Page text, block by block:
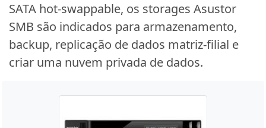
SATA hot-swappable, os storages Asustor
SMB são indicados para armazenamento,
backup, replicação de dados matriz-filial e
criar uma nuvem privada de dados.